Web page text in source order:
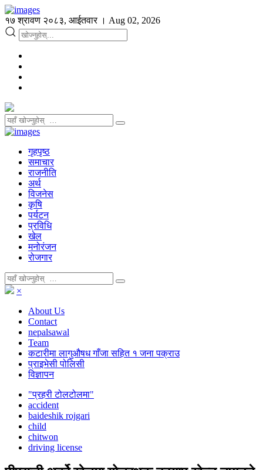
१७ श्रावण २०८३, आईतवार । Aug 02, 2026
गृहपृष्ठ
समाचार
राजनीति
अर्थ
विजनेस
कृषि
पर्यटन
प्रविधि
खेल
मनोरंजन
रोजगार
×
About Us
Contact
nepalsawal
Team
कटारीमा लागुऔषध गाँजा सहित १ जना पक्राउ
प्राइभेसी पोलिसी
विज्ञापन
"प्रहरी टोलटोलमा"
accident
baideshik rojgari
child
chitwon
driving license